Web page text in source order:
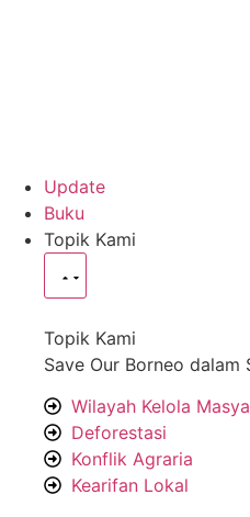
Update
Buku
Topik Kami
Topik Kami
Save Our Borneo
Wilayah Kelola
Deforestasi
Konflik Agraria
Kearifan Lokal